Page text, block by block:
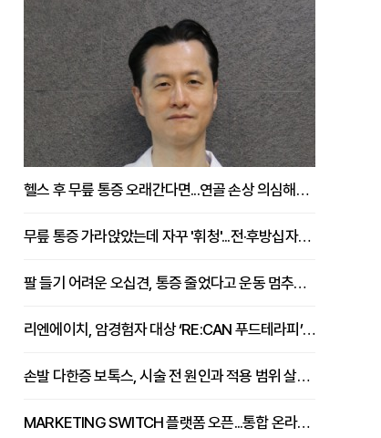
헬스 후 무릎 통증 오래간다면...연골 손상 의심해야 [김상범 원장 칼럼]
무릎 통증 가라앉았는데 자꾸 '휘청'...전·후방십자인대 파열 확인해야 [곽우경 원장 칼럼]
팔 들기 어려운 오십견, 통증 줄었다고 운동 멈추면 안 되는 이유 [이병욱 원장 칼럼]
리엔에이치, 암경험자 대상 ‘RE:CAN 푸드테라피’ 운영
손발 다한증 보톡스, 시술 전 원인과 적용 범위 살펴야 [강윤일 원장 칼럼]
MARKETING SWITCH 플랫폼 오픈...통합 온라인 마케팅 서비스 확대